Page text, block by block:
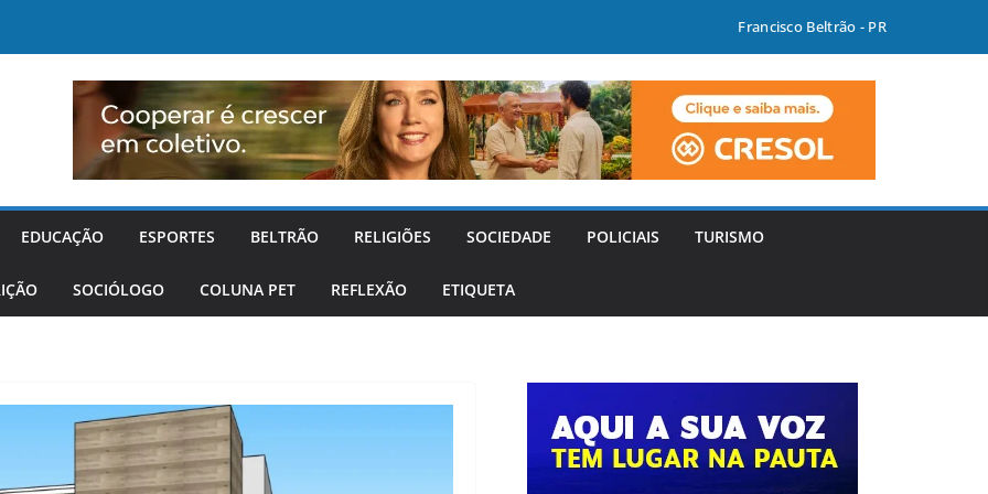
Francisco Beltrão - PR
EDUCAÇÃO ESPORTES BELTRÃO RELIGIÕES SOCIEDADE POLICIAIS TURISMO
SOCIÓLOGO COLUNA PET REFLEXÃO ETIQUETA